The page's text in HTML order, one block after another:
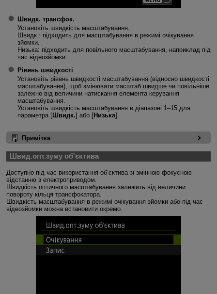
Швидк. трансфок.
Установіть швидкість масштабування.
Швидк. : підходить для масштабування в режимі очікування
зйомки.
Низька: підходить для повільного масштабування, наприклад під
час відеозйомки.
Рівень швидкості
Установіть рівень швидкості масштабування (відносно швидкості
масштабування), щоб змінювати масштаб швидше чи повільніше
залежно від величини натискання елемента керування
масштабування.
Установіть швидкість масштабування в діапазоні 1–15 для
параметра [Швидк.] або [Низька].
Примітка
Швид.опт.зуму об'єктива
Доступно під час використання об’єктива зі змінною фокусною
відстанню з електроприводом.
Швидкість оптичного масштабування залежить від величини
повороту кільця трансфокатора.
Швидкість масштабування в режимі очікування зйомки або під час
відеозйомки можна встановити окремо.